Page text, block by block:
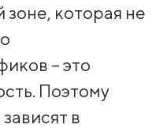
зоне, которая не
– это
Поэтому
в